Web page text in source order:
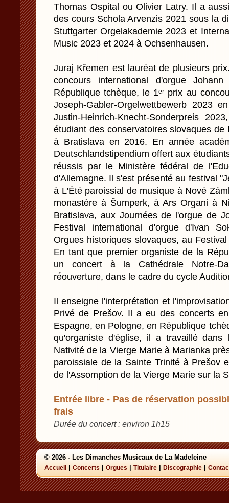
Thomas Ospital ou Olivier Latry. Il a
des cours Schola Arvenzis 2021 sous la
Stuttgarter Orgelakademie 2023 et
Music 2023 et 2024 à Ochsenhausen.
Juraj Křemen est lauréat de plusieurs
concours international d'orgue
République tchèque, le 1ᵉʳ prix au
Joseph-Gabler-Orgelwettbewerb 2023
Justin-Heinrich-Knecht-Sonderpreis
étudiant des conservatoires slovaques
à Bratislava en 2016. En année
Deutschlandstipendium offert aux
réussis par le Ministère fédéral de
d'Allemagne. Il s'est présenté au festival
à L'Été paroissial de musique à Nové
monastère à Šumperk, à Ars Organi à
Bratislava, aux Journées de l'orgue de
Festival international d'orgue d'Ivan
Orgues historiques slovaques, au
En tant que premier organiste de la
un concert à la Cathédrale Notre-
réouverture, dans le cadre du cycle
Il enseigne l'interprétation et
Privé de Prešov. Il a eu des concerts
Espagne, en Pologne, en République
qu'organiste d'église, il a travaillé
Nativité de la Vierge Marie à Marianka
paroissiale de la Sainte Trinité à Prešov
de l'Assomption de la Vierge Marie sur la
Entrée libre - Pas de réservation
frais
Durée du concert : environ 1h15
© 2026 - Les Dimanches Musicaux de La Madeleine
Accueil Concerts Orgues Titulaire Discographie